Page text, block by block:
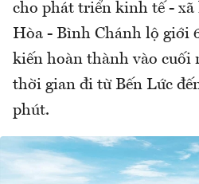
cho phát triển kinh tế -
Hòa - Bình Chánh lộ giới
kiến hoàn thành vào cuối
thời gian đi từ Bến Lức
phút.